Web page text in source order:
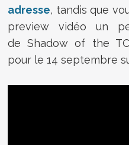
adresse, tandis que
preview vidéo un
deShadow of the
pour le 14 septembre